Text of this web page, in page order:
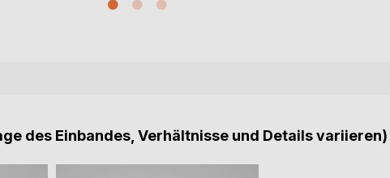
des Einbandes, Verhältnisse und Details variieren)